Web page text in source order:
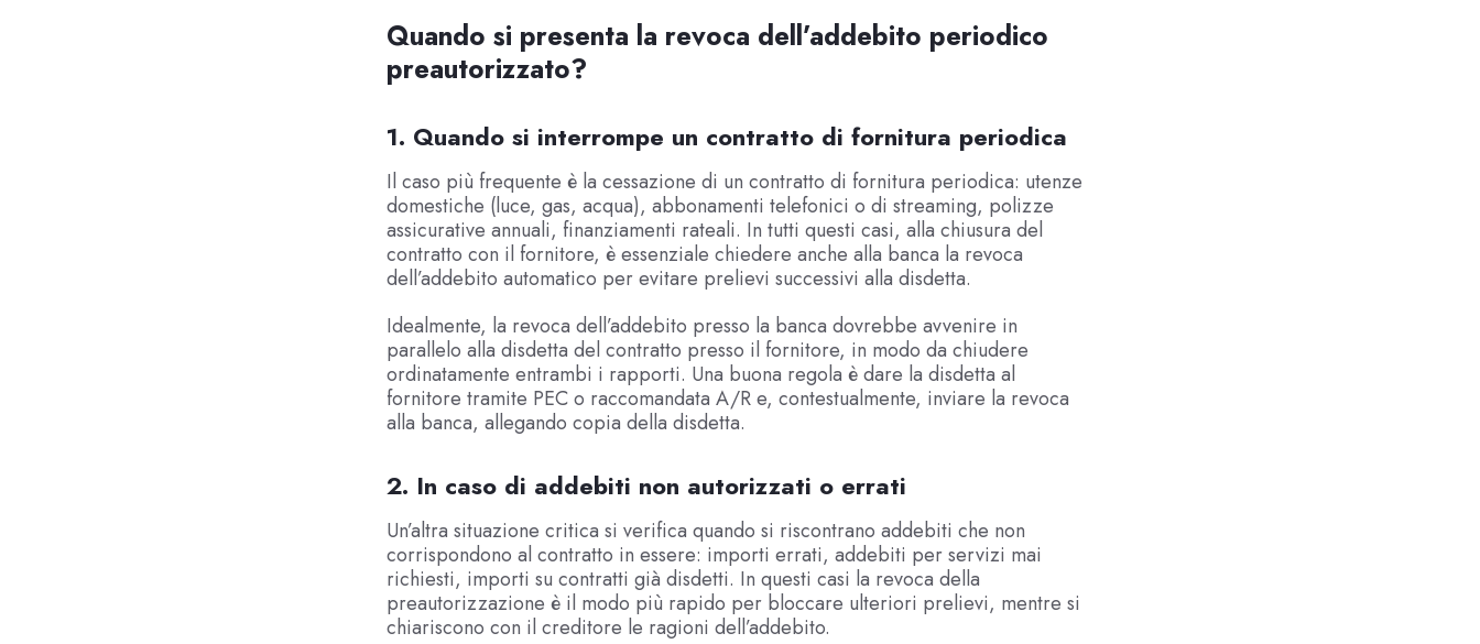
Quando si presenta la revoca dell’addebito periodico
preautorizzato?
1. Quando si interrompe un contratto di fornitura periodica
Il caso più frequente è la cessazione di un contratto di fornitura periodica: utenze
domestiche (luce, gas, acqua), abbonamenti telefonici o di streaming, polizze
assicurative annuali, finanziamenti rateali. In tutti questi casi, alla chiusura del
contratto con il fornitore, è essenziale chiedere anche alla banca la revoca
dell’addebito automatico per evitare prelievi successivi alla disdetta.
Idealmente, la revoca dell’addebito presso la banca dovrebbe avvenire in
parallelo alla disdetta del contratto presso il fornitore, in modo da chiudere
ordinatamente entrambi i rapporti. Una buona regola è dare la disdetta al
fornitore tramite PEC o raccomandata A/R e, contestualmente, inviare la revoca
alla banca, allegando copia della disdetta.
2. In caso di addebiti non autorizzati o errati
Un’altra situazione critica si verifica quando si riscontrano addebiti che non
corrispondono al contratto in essere: importi errati, addebiti per servizi mai
richiesti, importi su contratti già disdetti. In questi casi la revoca della
preautorizzazione è il modo più rapido per bloccare ulteriori prelievi, mentre si
chiariscono con il creditore le ragioni dell’addebito.